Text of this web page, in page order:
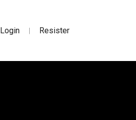
Login | Resister